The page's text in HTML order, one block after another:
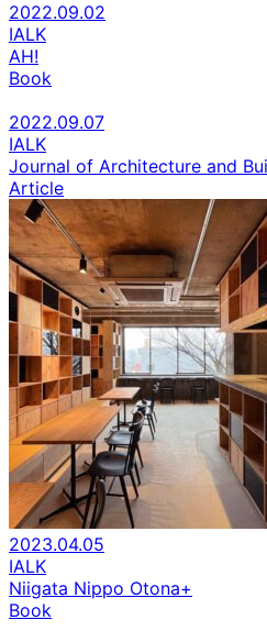
2022.09.02
IALK
AH!
Book
2022.09.07
IALK
Journal of Architecture and
Article
2023.04.05
IALK
Niigata Nippo Otona+
Book